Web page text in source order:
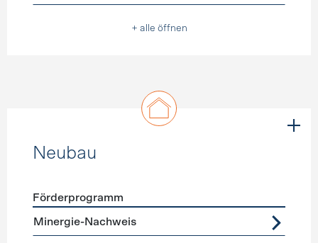
+ alle öffnen
Neubau
Förderprogramme Neubau
Förderprogramm
Minergie-Nachweis